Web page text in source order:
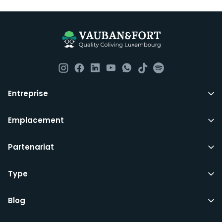
Chaque personne passe par un processus d’entretien
afin de nous assurer que vous retrouvez un chez-soi
attrayant et sympa.
Nous ne sommes pas dans la mesure d’offrir des
à ceux qui souhaitent partager la même chambre
Tout ce dont vous avez besoin pour vous installer
fourchettes.
l’internet haut-débit et les services essentiels tels que
Entreprise
Emplacement
Partenariat
Type
Blog